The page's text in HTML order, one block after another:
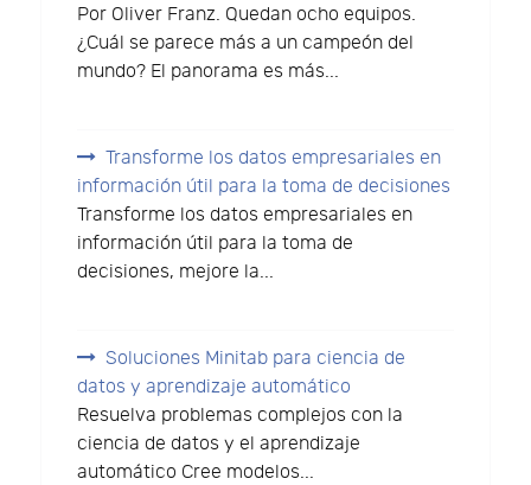
Por Oliver Franz. Quedan ocho equipos.
¿Cuál se parece más a un campeón del
mundo? El panorama es más...
Transforme los datos empresariales en
información útil para la toma de decisiones
Transforme los datos empresariales en
información útil para la toma de
decisiones, mejore la...
Soluciones Minitab para ciencia de
datos y aprendizaje automático
Resuelva problemas complejos con la
ciencia de datos y el aprendizaje
automático Cree modelos...